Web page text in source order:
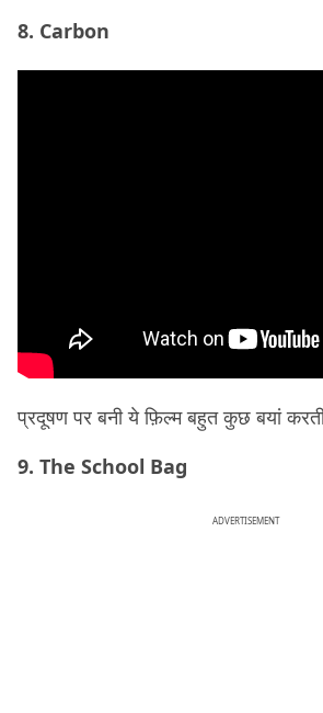
8. Carbon
प्रदूषण पर बनी ये फ़िल्म बहुत कुछ बयां
9. The School Bag
ADVERTISEMENT